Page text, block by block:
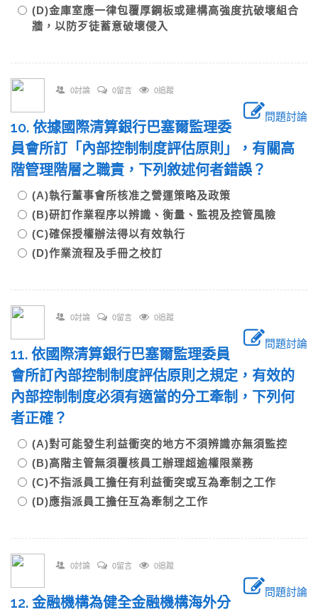
(D)金庫室應一律包覆厚鋼板或建構高強度抗破壞組合
牆，以防歹徒蓄意破壞侵入
0討論 0留言 0追蹤
問題討論
10. 依據國際清算銀行巴塞爾監理委
員會所訂「內部控制制度評估原則」，有關高
階管理階層之職責，下列敘述何者錯誤？
(A)執行董事會所核准之營運策略及政策
(B)研訂作業程序以辨識、衡量、監視及控管風險
(C)確保授權辦法得以有效執行
(D)作業流程及手冊之校訂
0討論 0留言 0追蹤
問題討論
11. 依國際清算銀行巴塞爾監理委員
會所訂內部控制制度評估原則之規定，有效的
內部控制制度必須有適當的分工牽制，下列何
者正確？
(A)對可能發生利益衝突的地方不須辨識亦無須監控
(B)高階主管無須覆核員工辦理超逾權限業務
(C)不指派員工擔任有利益衝突或互為牽制之工作
(D)應指派員工擔任互為牽制之工作
0討論 0留言 0追蹤
問題討論
12. 金融機構為健全金融機構海外分